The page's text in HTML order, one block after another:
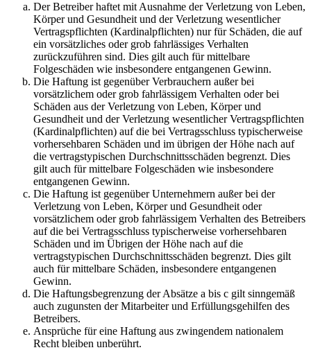
Der Betreiber haftet mit Ausnahme der Verletzung von Leben,
Körper und Gesundheit und der Verletzung wesentlicher
Vertragspflichten (Kardinalpflichten) nur für Schäden, die auf
ein vorsätzliches oder grob fahrlässiges Verhalten
zurückzuführen sind. Dies gilt auch für mittelbare
Folgeschäden wie insbesondere entgangenen Gewinn.
Die Haftung ist gegenüber Verbrauchern außer bei
vorsätzlichem oder grob fahrlässigem Verhalten oder bei
Schäden aus der Verletzung von Leben, Körper und
Gesundheit und der Verletzung wesentlicher Vertragspflichten
(Kardinalpflichten) auf die bei Vertragsschluss typischerweise
vorhersehbaren Schäden und im übrigen der Höhe nach auf
die vertragstypischen Durchschnittsschäden begrenzt. Dies
gilt auch für mittelbare Folgeschäden wie insbesondere
entgangenen Gewinn.
Die Haftung ist gegenüber Unternehmern außer bei der
Verletzung von Leben, Körper und Gesundheit oder
vorsätzlichem oder grob fahrlässigem Verhalten des Betreibers
auf die bei Vertragsschluss typischerweise vorhersehbaren
Schäden und im Übrigen der Höhe nach auf die
vertragstypischen Durchschnittsschäden begrenzt. Dies gilt
auch für mittelbare Schäden, insbesondere entgangenen
Gewinn.
Die Haftungsbegrenzung der Absätze a bis c gilt sinngemäß
auch zugunsten der Mitarbeiter und Erfüllungsgehilfen des
Betreibers.
Ansprüche für eine Haftung aus zwingendem nationalem
Recht bleiben unberührt.